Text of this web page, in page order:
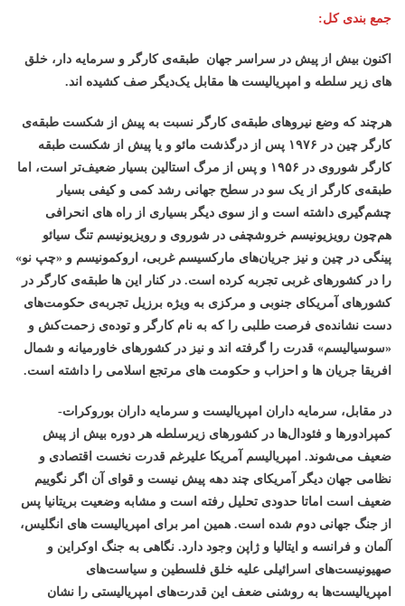
جمع بندی کل:
اکنون بیش از پیش در سراسر جهان طبقه‌ی کارگر و سرمایه دار، خلق
های زیر سلطه و امپریالیست ها مقابل یک‌دیگر صف کشیده اند.
هرچند که وضع نیروهای طبقه‌ی کارگر نسبت به پیش از شکست طبقه‌ی
کارگر چین در ۱۹۷۶ پس از درگذشت مائو و یا پیش از شکست طبقه
کارگر شوروی در ۱۹۵۶ و پس از مرگ استالین بسیار ضعیف‌تر است، اما
طبقه‌ی کارگر از یک سو در سطح جهانی رشد کمی و کیفی بسیار
چشم‌گیری داشته است و از سوی دیگر بسیاری از راه های انحرافی
هم‌چون رویزیونیسم خروشچفی در شوروی و رویزیونیسم تنگ سیائو
پینگی در چین و نیز جریان‌های مارکسیسم غربی، اروکمونیسم و «چپ نو»
را در کشورهای غربی تجربه کرده است. در کنار این ها طبقه‌ی کارگر در
کشورهای آمریکای جنوبی و مرکزی به ویژه برزیل تجربه‌ی حکومت‌های
دست نشانده‌ی فرصت طلبی را که به نام کارگر و توده‌ی زحمت‌کش و
«سوسیالیسم» قدرت را گرفته اند و نیز در کشورهای خاورمیانه و شمال
افریقا جریان ها و احزاب و حکومت های مرتجع اسلامی را داشته است.
در مقابل، سرمایه داران امپریالیست و سرمایه داران بوروکرات-
کمپرادورها و فئودال‌ها در کشورهای زیرسلطه هر دوره بیش از پیش
ضعیف می‌شوند. امپریالیسم آمریکا علیرغم قدرت نخست اقتصادی و
نظامی جهان دیگر آمریکای چند دهه پیش نیست و قوای آن اگر نگوییم
ضعیف است اماتا حدودی تحلیل رفته است و مشابه وضعیت بریتانیا پس
از جنگ جهانی دوم شده است. همین امر برای امپریالیست های انگلیس،
آلمان و فرانسه و ایتالیا و ژاپن وجود دارد. نگاهی به جنگ اوکراین و
صهیونیست‌های اسرائیلی علیه خلق فلسطین و سیاست‌های
امپریالیست‌ها به روشنی ضعف این قدرت‌های امپریالیستی را نشان